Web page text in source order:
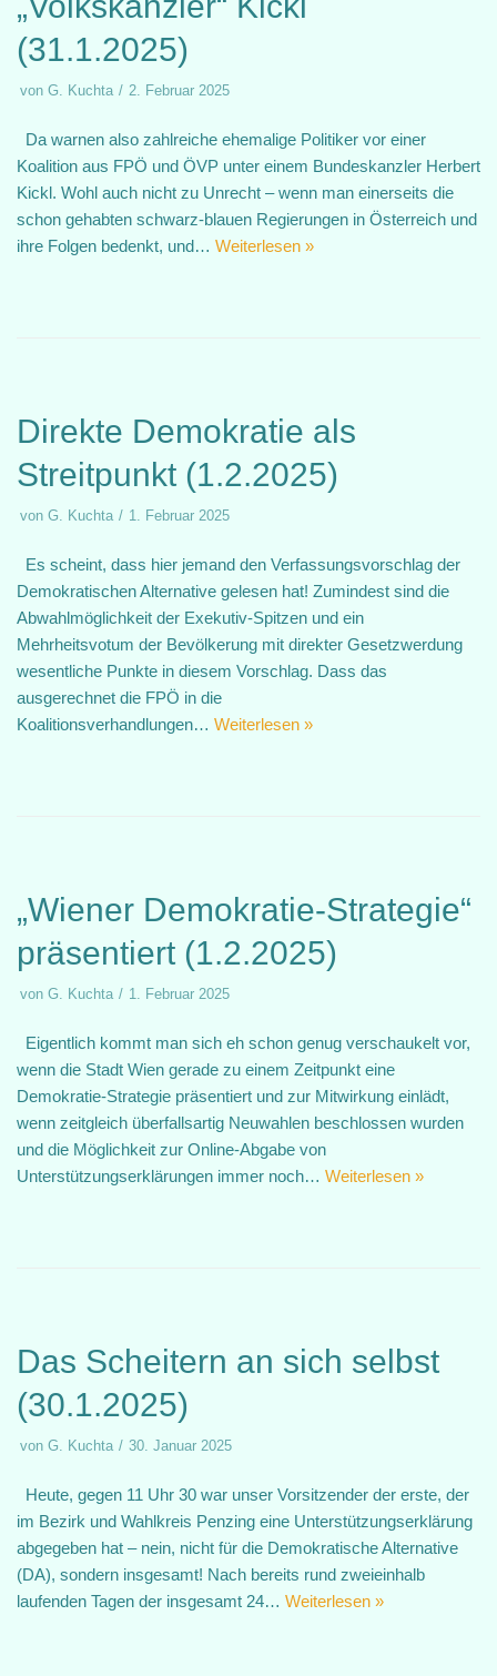
(31.1.2025)
von G. Kuchta 2. Februar 2025
Da warnen also zahlreiche ehemalige Politiker vor einer
Koalition aus FPÖ und ÖVP unter einem Bundeskanzler Herbert
Kickl. Wohl auch nicht zu Unrecht – wenn man einerseits die
schon gehabten schwarz-blauen Regierungen in Österreich und
ihre Folgen bedenkt, und… Weiterlesen »
Direkte Demokratie als
Streitpunkt (1.2.2025)
von G. Kuchta 1. Februar 2025
Es scheint, dass hier jemand den Verfassungsvorschlag der
Demokratischen Alternative gelesen hat! Zumindest sind die
Abwahlmöglichkeit der Exekutiv-Spitzen und ein
Mehrheitsvotum der Bevölkerung mit direkter Gesetzwerdung
wesentliche Punkte in diesem Vorschlag. Dass das
ausgerechnet die FPÖ in die
Koalitionsverhandlungen… Weiterlesen »
„Wiener Demokratie-Strategie“
präsentiert (1.2.2025)
von G. Kuchta 1. Februar 2025
Eigentlich kommt man sich eh schon genug verschaukelt vor,
wenn die Stadt Wien gerade zu einem Zeitpunkt eine
Demokratie-Strategie präsentiert und zur Mitwirkung einlädt,
wenn zeitgleich überfallsartig Neuwahlen beschlossen wurden
und die Möglichkeit zur Online-Abgabe von
Unterstützungserklärungen immer noch… Weiterlesen »
Das Scheitern an sich selbst
(30.1.2025)
von G. Kuchta 30. Januar 2025
Heute, gegen 11 Uhr 30 war unser Vorsitzender der erste, der
im Bezirk und Wahlkreis Penzing eine Unterstützungserklärung
abgegeben hat – nein, nicht für die Demokratische Alternative
(DA), sondern insgesamt! Nach bereits rund zweieinhalb
laufenden Tagen der insgesamt 24… Weiterlesen »